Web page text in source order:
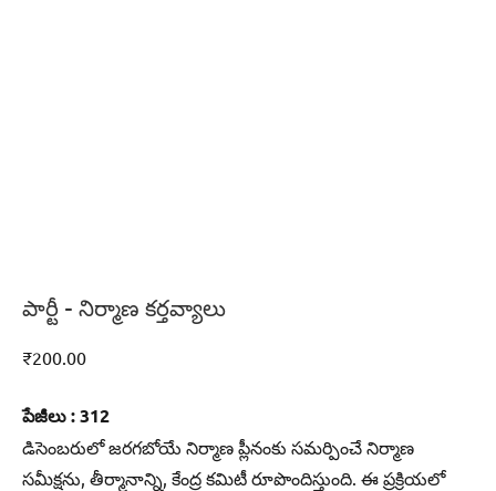
పార్టీ – నిర్మాణ కర్తవ్యాలు
₹200.00
పేజీలు : 312
డిసెంబరులో జరగబోయే నిర్మాణ ప్లీనంకు సమర్పించే నిర్మాణ
సమీక్షను, తీర్మానాన్ని, కేంద్ర కమిటీ రూపొందిస్తుంది. ఈ ప్రక్రియలో